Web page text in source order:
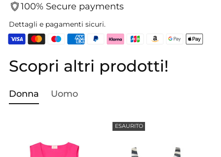
100% Secure payments
Dettagli e pagamenti sicuri.
Aggiungere
un
al
Scopri altri prodotti!
Donna Uomo
ESAURITO